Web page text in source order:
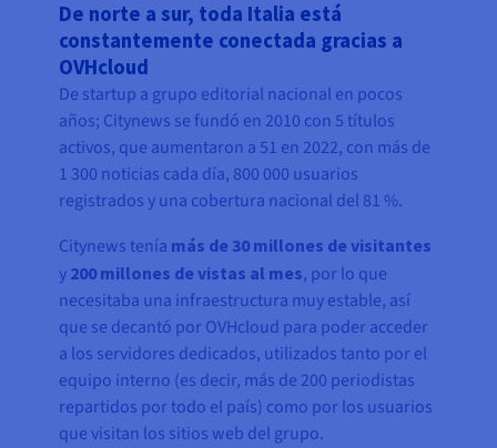
De norte a sur, toda Italia está
constantemente conectada gracias a
OVHcloud
De startup a grupo editorial nacional en pocos
años; Citynews se fundó en 2010 con 5 títulos
activos, que aumentaron a 51 en 2022, con más de
1 300 noticias cada día, 800 000 usuarios
registrados y una cobertura nacional del 81 %.
Citynews tenía más de 30 millones de visitantes
y 200 millones de vistas al mes, por lo que
necesitaba una infraestructura muy estable, así
que se decantó por OVHcloud para poder acceder
a los servidores dedicados, utilizados tanto por el
equipo interno (es decir, más de 200 periodistas
repartidos por todo el país) como por los usuarios
que visitan los sitios web del grupo.